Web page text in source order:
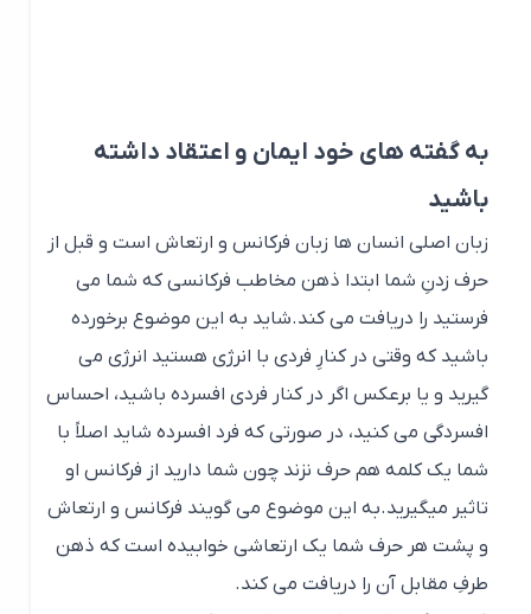
گیرید و یا برعکس اگر در کنار فردی افسرده باشید، احساس
افسردگی می کنید، در صورتی که فرد افسرده شاید اصلاً با
تاثیر میگیرید.به این موضوع می گویند فرکانس و ارتعاش
و پشت هر حرف شما یک ارتعاشی خوابیده است که ذهن
طرفِ مقابل آن را دریافت می کند.
فروشندگانی که به کالاهایی که می فروشند اعتقاد دارند،
به مراتب موفق تر از فروشندگانی اند که به کالاهایی که
می فروشند، ایمان و اعتقاد ندارند.
شما هم اگر میخواهید به صورتِ موثر صحبت کنید،
صداقت داشته باشید و به حرف هایتان ایمان داشته
باشید، به این شکل بسیار موفق تر خواهید بود.هیچ گاه
اگر به صحبتی اعتقاد ندارید، به زبان نیاورید و تا مطمئن